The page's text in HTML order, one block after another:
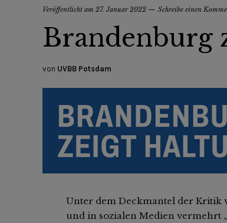
Veröffentlicht am 27. Januar 2022 Schreibe einen
Brandenburg
von UVBB Potsdam
Unter dem Deckmantel der Kritik
und in sozialen Medien vermehrt